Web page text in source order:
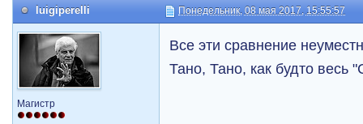
luigiperelli Понедельник, 08 мая 2017, 15:55:57
Магистр
Все эти сравнение
Тано, Тано, как будто весь